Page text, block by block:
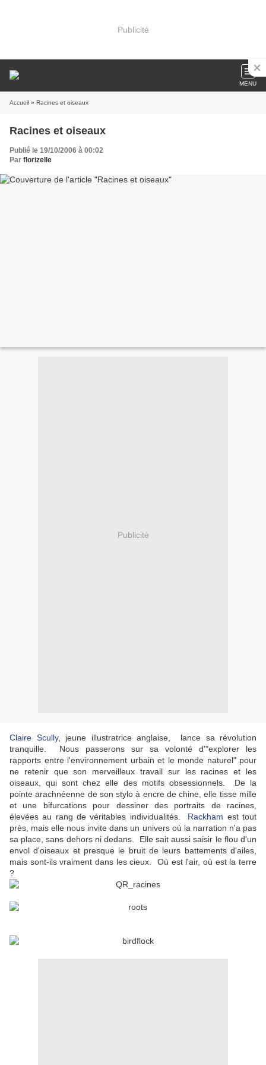
Publicité
MENU
Accueil » Racines et oiseaux
Racines et oiseaux
Publié le 19/10/2006 à 00:02
Par florizelle
Publicité
Claire Scully, jeune illustratrice anglaise, lance sa révolution
tranquille. Nous passerons sur sa volonté d'"explorer les
rapports entre l'environnement urbain et le monde naturel" pour
ne retenir que son merveilleux travail sur les racines et les
oiseaux, qui sont chez elle des motifs obsessionnels. De la
pointe arachnéenne de son stylo à encre de chine, elle tisse mille
et une bifurcations pour dessiner des portraits de racines,
élevées au rang de véritables individualités. Rackham est tout
près, mais elle nous invite dans un univers où la narration n'a pas
sa place, sans dehors ni dedans. Elle sait aussi saisir le flou d'un
envol d'oiseaux et presque le bruit de leurs battements d'ailes,
mais sont-ils vraiment dans les cieux. Où est l'air, où est la terre
?